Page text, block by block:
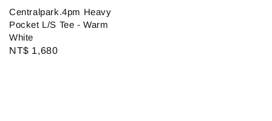
Centralpark.4pm Heavy
Pocket L/S Tee - Warm
White
Regular
NT$ 1,680